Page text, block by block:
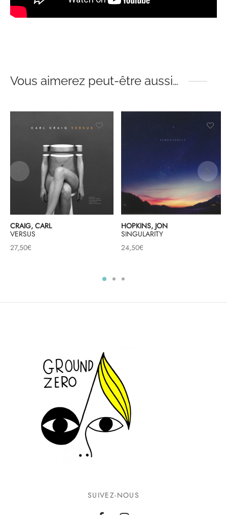
Vous aimerez peut-être aussi…
CRAIG, CARL
VERSUS
27,50€
HOPKINS, JON
SINGULARITY
24,50€
SUIVEZ-NOUS